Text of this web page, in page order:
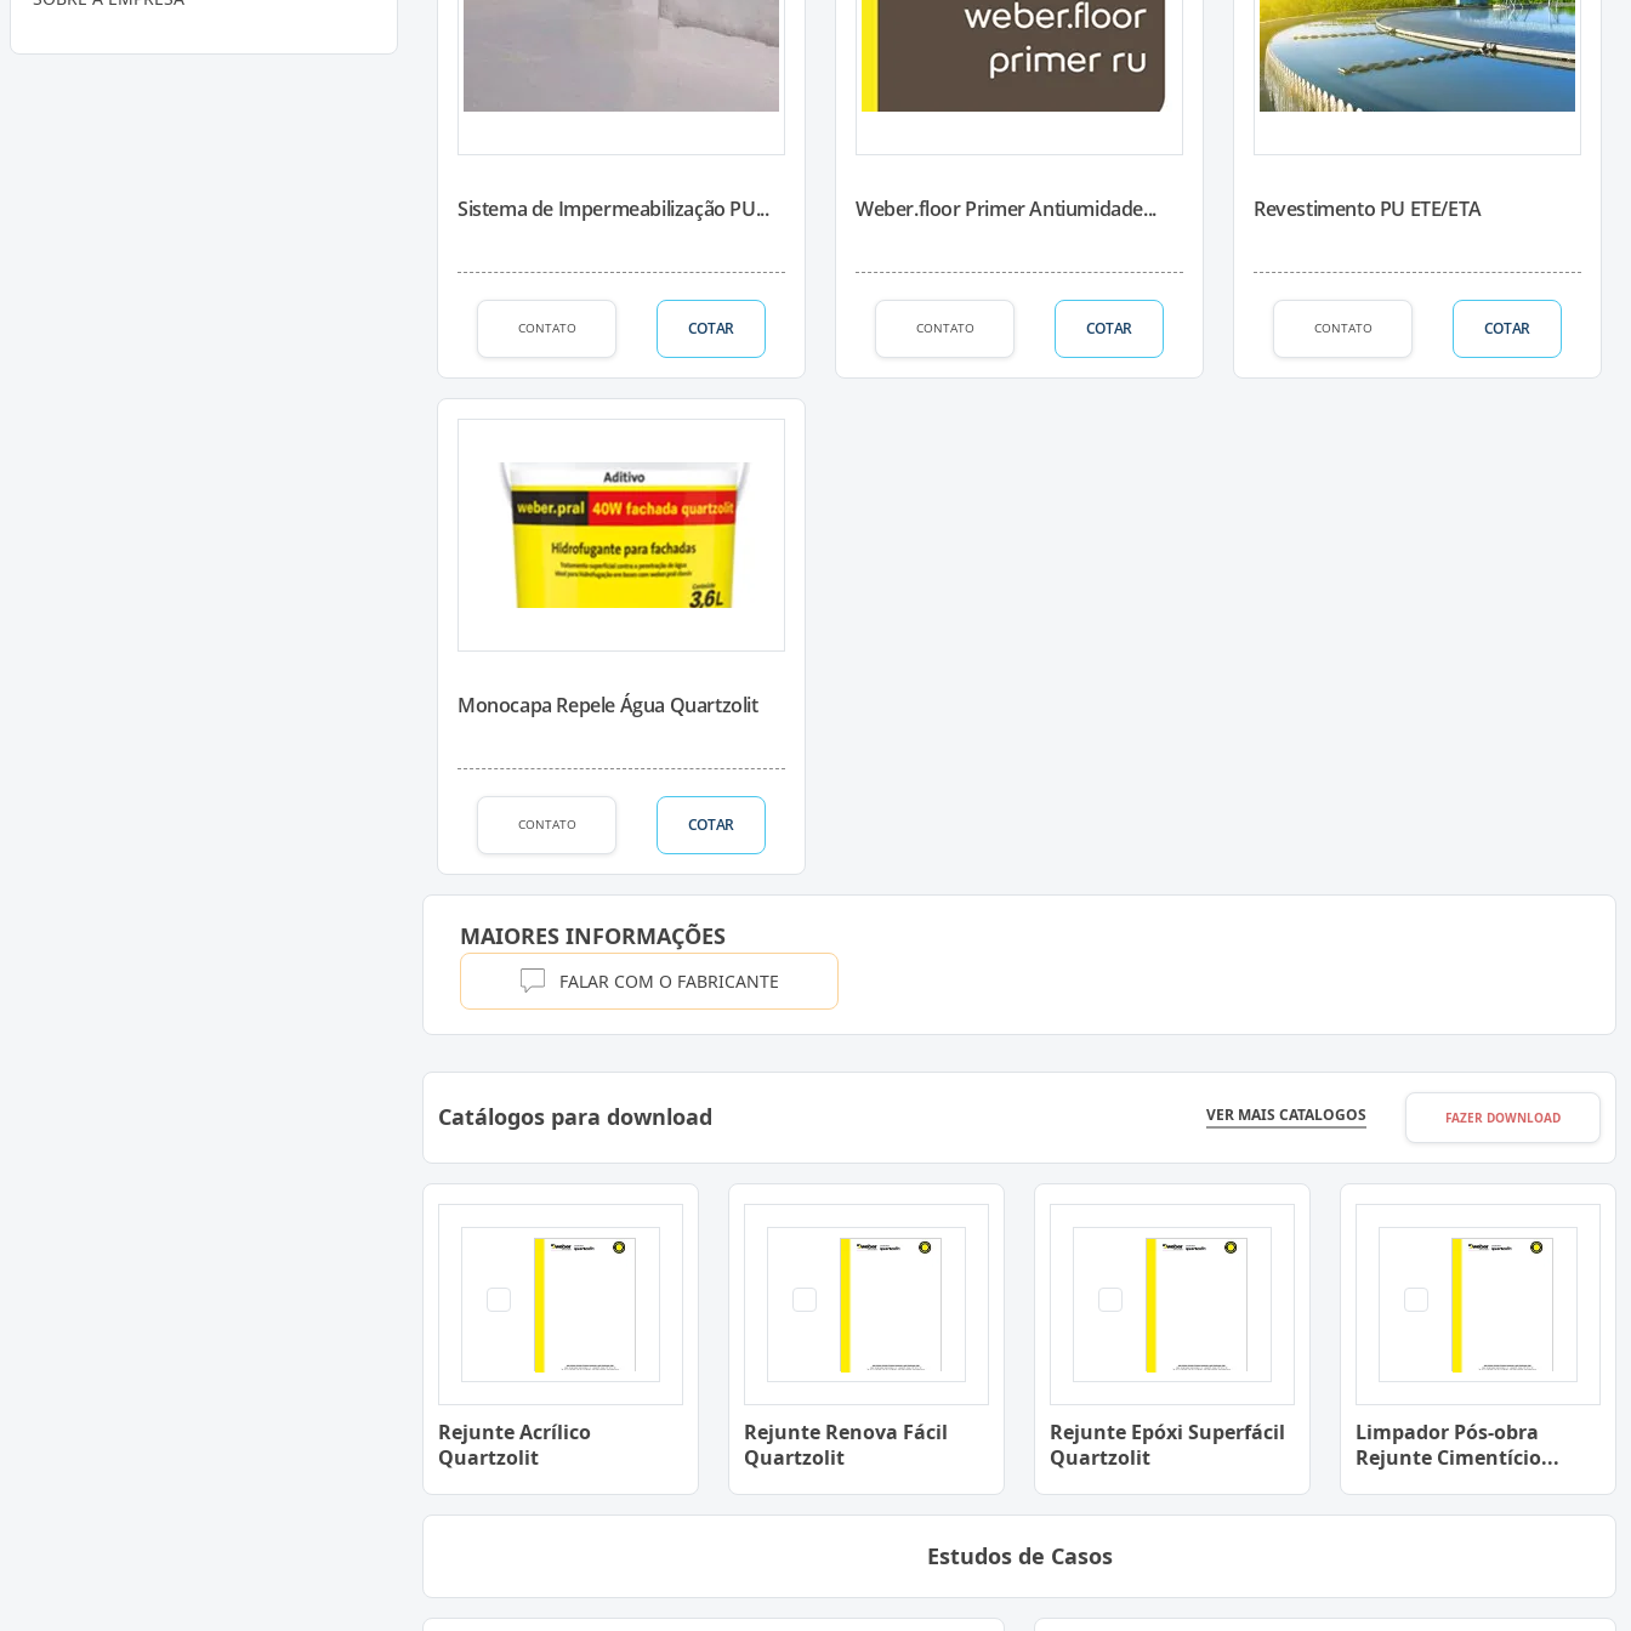
Sistema de Impermeabilização PU...
CONTATO COTAR
Weber.floor Primer Antiumidade...
CONTATO COTAR
Revestimento PU ETE/ETA
CONTATO COTAR
Monocapa Repele Água Quartzolit
CONTATO COTAR
MAIORES INFORMAÇÕES
FALAR COM O FABRICANTE
Catálogos para download VER MAIS CATALOGOS FAZER DOWNLOAD
Rejunte Acrílico
Quartzolit
Rejunte Renova Fácil
Quartzolit
Rejunte Epóxi Superfácil
Quartzolit
Limpador Pós-obra
Rejunte Cimentício...
Estudos de Casos